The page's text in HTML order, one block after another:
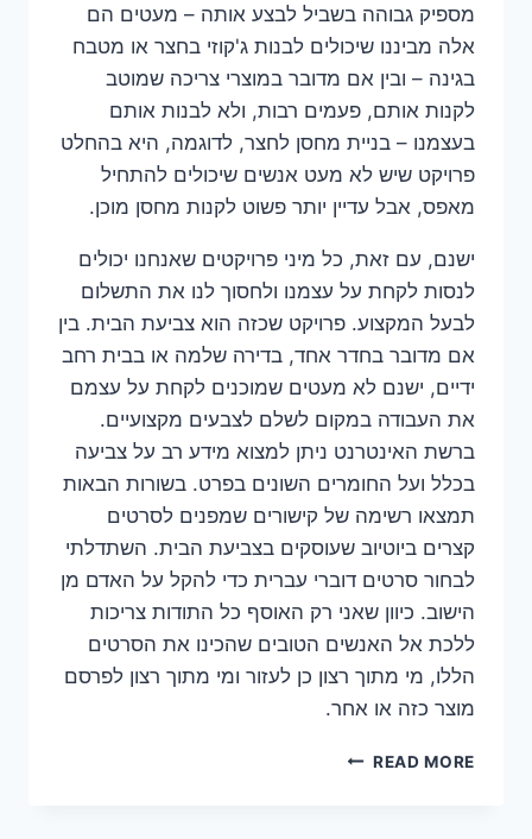
מספיק גבוהה בשביל לבצע אותה – מעטים הם
אלה מביננו שיכולים לבנות ג'קוזי בחצר או מטבח
בגינה – ובין אם מדובר במוצרי צריכה שמוטב
לקנות אותם, פעמים רבות, ולא לבנות אותם
בעצמנו – בניית מחסן לחצר, לדוגמה, היא בהחלט
פרויקט שיש לא מעט אנשים שיכולים להתחיל
מאפס, אבל עדיין יותר פשוט לקנות מחסן מוכן.
ישנם, עם זאת, כל מיני פרויקטים שאנחנו יכולים
לנסות לקחת על עצמנו ולחסוך לנו את התשלום
לבעל המקצוע. פרויקט שכזה הוא צביעת הבית. בין
אם מדובר בחדר אחד, בדירה שלמה או בבית רחב
ידיים, ישנם לא מעטים שמוכנים לקחת על עצמם
את העבודה במקום לשלם לצבעים מקצועיים.
ברשת האינטרנט ניתן למצוא מידע רב על צביעה
בכלל ועל החומרים השונים בפרט. בשורות הבאות
תמצאו רשימה של קישורים שמפנים לסרטים
קצרים ביוטיוב שעוסקים בצביעת הבית. השתדלתי
לבחור סרטים דוברי עברית כדי להקל על האדם מן
הישוב. כיוון שאני רק האוסף כל התודות צריכות
ללכת אל האנשים הטובים שהכינו את הסרטים
הללו, מי מתוך רצון כן לעזור ומי מתוך רצון לפרסם
מוצר כזה או אחר.
READ MOREמדריך